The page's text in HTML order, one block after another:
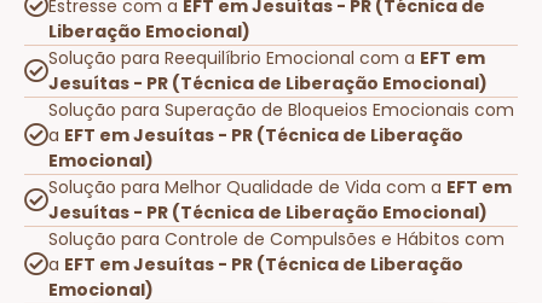
Estresse com a EFT em Jesuítas - PR (Técnica de
Liberação Emocional)
Solução para Reequilíbrio Emocional com a EFT em
Jesuítas - PR (Técnica de Liberação Emocional)
Solução para Superação de Bloqueios Emocionais com
a EFT em Jesuítas - PR (Técnica de Liberação
Emocional)
Solução para Melhor Qualidade de Vida com a EFT em
Jesuítas - PR (Técnica de Liberação Emocional)
Solução para Controle de Compulsões e Hábitos com
a EFT em Jesuítas - PR (Técnica de Liberação
Emocional)